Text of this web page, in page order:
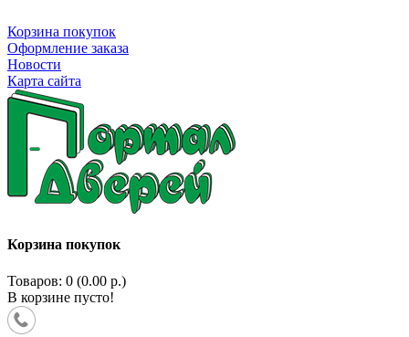
Корзина покупок
Оформление заказа
Новости
Карта сайта
Корзина покупок
Товаров: 0 (0.00 р.)
В корзине пусто!